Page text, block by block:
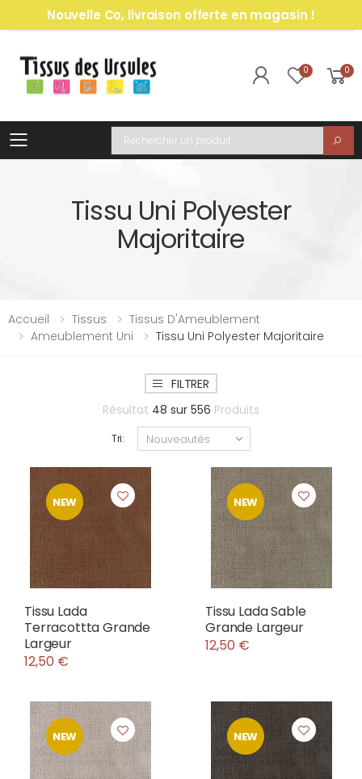
Nouvelle Co, livraison offerte en magasin !
0 0
Toggle mobile menu
Recherche
Tissu Uni Polyester
Majoritaire
Accueil Tissus
Tissus D'Ameublement
Ameublement Uni
Tissu Uni Polyester Majoritaire
FILTRER
Résultat 48 sur 556 Produits
Tri:
NEW
Tissu Lada
Terracottta Grande
Largeur
12,50 €
NEW
Tissu Lada Sable
Grande Largeur
12,50 €
NEW NEW